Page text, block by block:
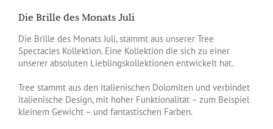
Die Brille des Monats Juli
Die Brille des Monats Juli, stammt aus unserer Tree
Spectacles Kollektion. Eine Kollektion die sich zu einer
unserer absoluten Lieblingskollektionen entwickelt hat.
Tree stammt aus den italienischen Dolomiten und verbindet
italienische Design, mit hoher Funktionalität – zum Beispiel
kleinem Gewicht – und fantastischen Farben.